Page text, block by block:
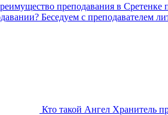
преподавания в Сретенке
Беседуем с преподавателем
Кто такой Ангел Хранитель